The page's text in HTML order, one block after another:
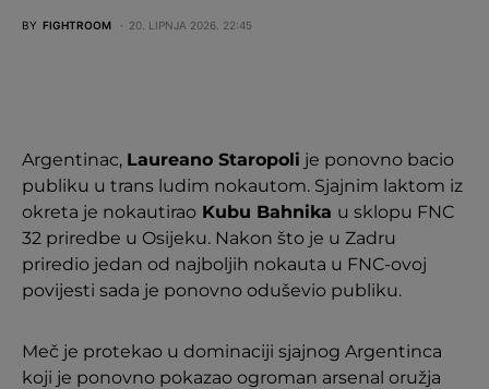
BY FIGHTROOM 20. LIPNJA 2026. 22:45
Argentinac, Laureano Staropoli je ponovno bacio
publiku u trans ludim nokautom. Sjajnim laktom iz
okreta je nokautirao Kubu Bahnika u sklopu FNC
32 priredbe u Osijeku. Nakon što je u Zadru
priredio jedan od najboljih nokauta u FNC-ovoj
povijesti sada je ponovno oduševio publiku.
Meč je protekao u dominaciji sjajnog Argentinca
koji je ponovno pokazao ogroman arsenal oružja